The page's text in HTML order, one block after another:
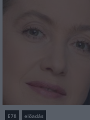
E78 előadás